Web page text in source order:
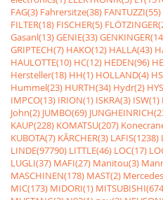
FAG(3) Fahrersitze(38) FANTUZZI(55)
FILTER(18) FISCHER(5)
Gasanl(13)GENIE(33)
GRIPTECH(7) HAKO(12) HALLA(43)
HAULOTTE(10) HC(12) HEDEN(96)
Hersteller(18) HH(1) HOLLAND(4)
Hummel(23) HURTH(34) Hydr(2)
IMPCO(13) IRION(1) ISKRA(3) ISW(1)
John(2) JUMBO(69)
KAUP(228) KOMATSU(207)
KUBOTA(7) KÃRCHER(3) LAFIS(1238)
LINDE(97790) LITTLE(46) LOC(17)
LUGLI(37) MAFI(27) Manitou(3)
MASCHINEN(178) MAST(2)
MIC(173) MIDORI(1)